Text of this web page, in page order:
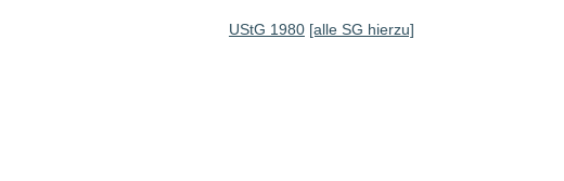
UStG 1980 [alle SG hierzu]